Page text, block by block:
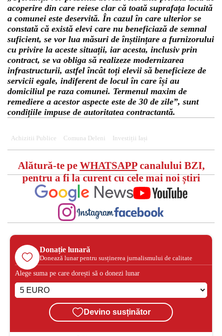
acoperire din care reiese clar că toată suprafața locuită
a comunei este deservită. În cazul în care ulterior se
constată că există elevi care nu beneficiază de semnal
suficient, se vor lua măsuri de înștiințare a furnizorului
cu privire la aceste situații, iar acesta, inclusiv prin
contract, se va obliga să realizeze modernizarea
infrastructurii, astfel încât toți elevii să beneficieze de
servicii egale, indiferent de locul în care își au
domiciliul pe raza comunei. Termenul maxim de
remediere a acestor aspecte este de 30 de zile”, sunt
condițiile impuse de autoritatea contractantă.
Achizitii Publice Comuna Deleni Investiții Iași
Alătură-te pe WHATSAPPcanalului BZI,
pentru a fi la curent cu cele mai noi știri
Donație lunară
Donează lunar pentru susținerea jurnalismului de calitate
Alege suma pe care dorești să o donezi lunar
Devino susținător